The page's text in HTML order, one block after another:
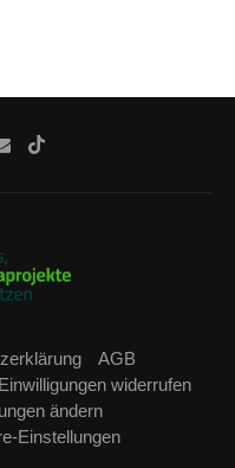
AGB
Einwilligungen widerrufen
ändern
Einstellungen